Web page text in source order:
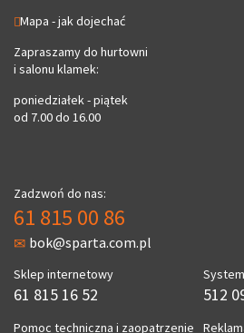
Mapa - jak dojechać
Zapraszamy do hurtowni
i salonu klamek:
poniedziałek - piątek
od 7.00 do 16.00
Zadzwoń do nas:
61 815 00 86
bok@sparta.com.pl
Sklep internetowy
61 815 16 52
Pomoc techniczna i zaopatrzenie
512